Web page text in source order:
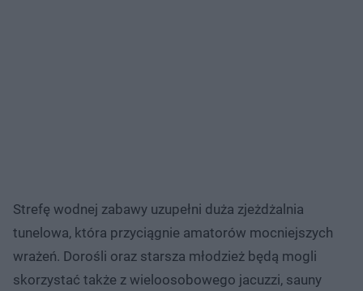
Strefę wodnej zabawy uzupełni duża zjeżdżalnia
tunelowa, która przyciągnie amatorów mocniejszych
wrażeń. Dorośli oraz starsza młodzież będą mogli
skorzystać także z wieloosobowego jacuzzi, sauny